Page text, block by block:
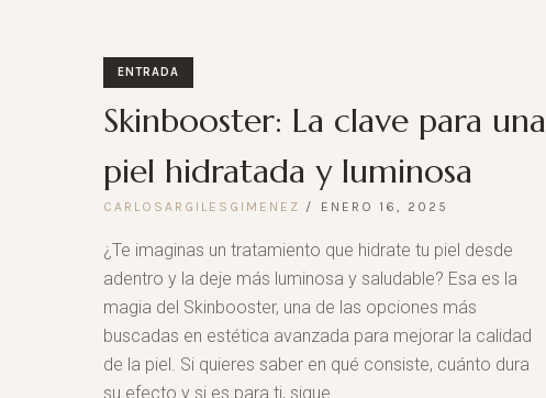
ENTRADA
Skinbooster: La clave para una
piel hidratada y luminosa
CARLOSARGILESGIMENEZ ENERO 16, 2025
¿Te imaginas un tratamiento que hidrate tu piel desde
adentro y la deje más luminosa y saludable? Esa es la
magia del Skinbooster, una de las opciones más
buscadas en estética avanzada para mejorar la calidad
de la piel. Si quieres saber en qué consiste, cuánto dura
su efecto y si es para ti, sigue...